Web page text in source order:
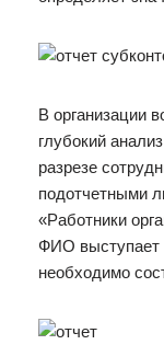
В организации
глубокий
разрезе
подотчетными
«Работники
ФИО выступает
необходимо